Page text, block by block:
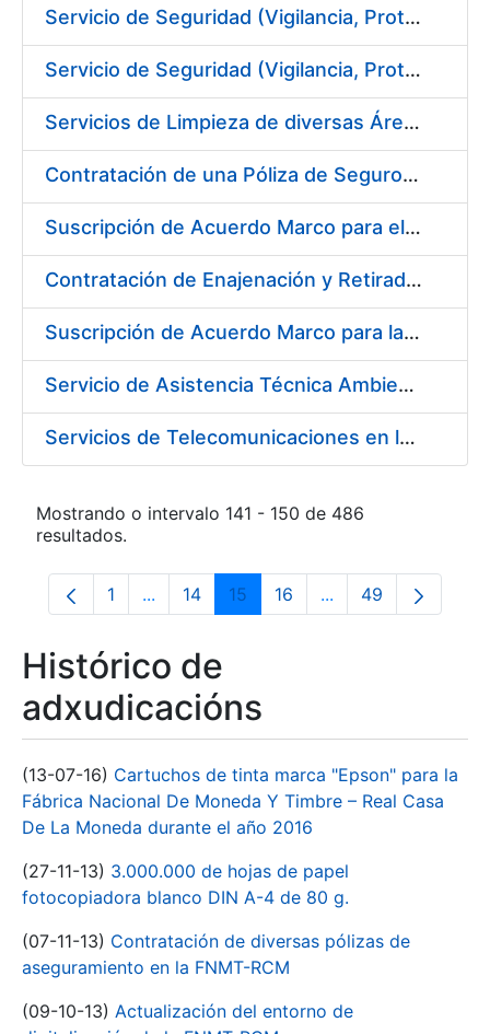
Servicio de Seguridad (Vigilancia, Protección y Control) en los Centros de la FNMT-RCM en Madrid
Servicio de Seguridad (Vigilancia, Protección y Control) en los Centros de la FNMT-RCM en Burgos
Servicios de Limpieza de diversas Áreas y Edificios de la Fábrica, Servicio de Acarreo de Mobiliario y Enseres y Mantenimiento de las Zonas Ajardinadas, para la Fábrica de Papel de Burgos de la Fábrica Nacional de Moneda y Timbre – Real Casa de Moneda
Contratación de una Póliza de Seguro Colectivo de Asistencia Sanitaria
Suscripción de Acuerdo Marco para el Servicio de Visitas a Oficinas de Registro
Contratación de Enajenación y Retirada de Recortes Sobrantes y Desperdicios de Papel Impreso y No Impreso durante el año 2019
Suscripción de Acuerdo Marco para la Contratación de Fabricación de Piezas
Servicio de Asistencia Técnica Ambiental en la FNMT-RCM Burgos
Servicios de Telecomunicaciones en la Fábrica Nacional de Moneda y Timbre - Real Casa de la Moneda
Mostrando o intervalo 141 - 150 de 486
resultados.
Páxina
1 ...Páxinas intermedias Use pestaña para
Páxina
14 Páxina
15 Páxina
16 ...PáxinasPáxina
49
Histórico de
adxudicacións
(13-07-16) Cartuchos de tinta marca "Epson" para la
Fábrica Nacional De Moneda Y Timbre – Real Casa
De La Moneda durante el año 2016
(27-11-13) 3.000.000 de hojas de papel
fotocopiadora blanco DIN A-4 de 80 g.
(07-11-13) Contratación de diversas pólizas de
aseguramiento en la FNMT-RCM
(09-10-13) Actualización del entorno de